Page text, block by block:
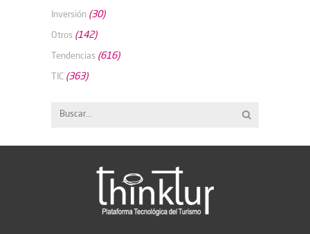
Inversión (30)
Otros (142)
Tendencias (616)
TIC (363)